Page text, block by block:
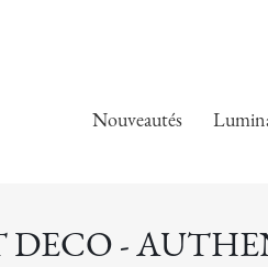
Nouveautés
DECO -